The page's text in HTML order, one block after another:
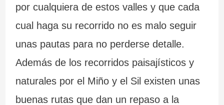
por cualquiera de estos valles y que cada
cual haga su recorrido no es malo seguir
unas pautas para no perderse detalle.
Además de los recorridos paisajísticos y
naturales por el Miño y el Sil existen unas
buenas rutas que dan un repaso a la